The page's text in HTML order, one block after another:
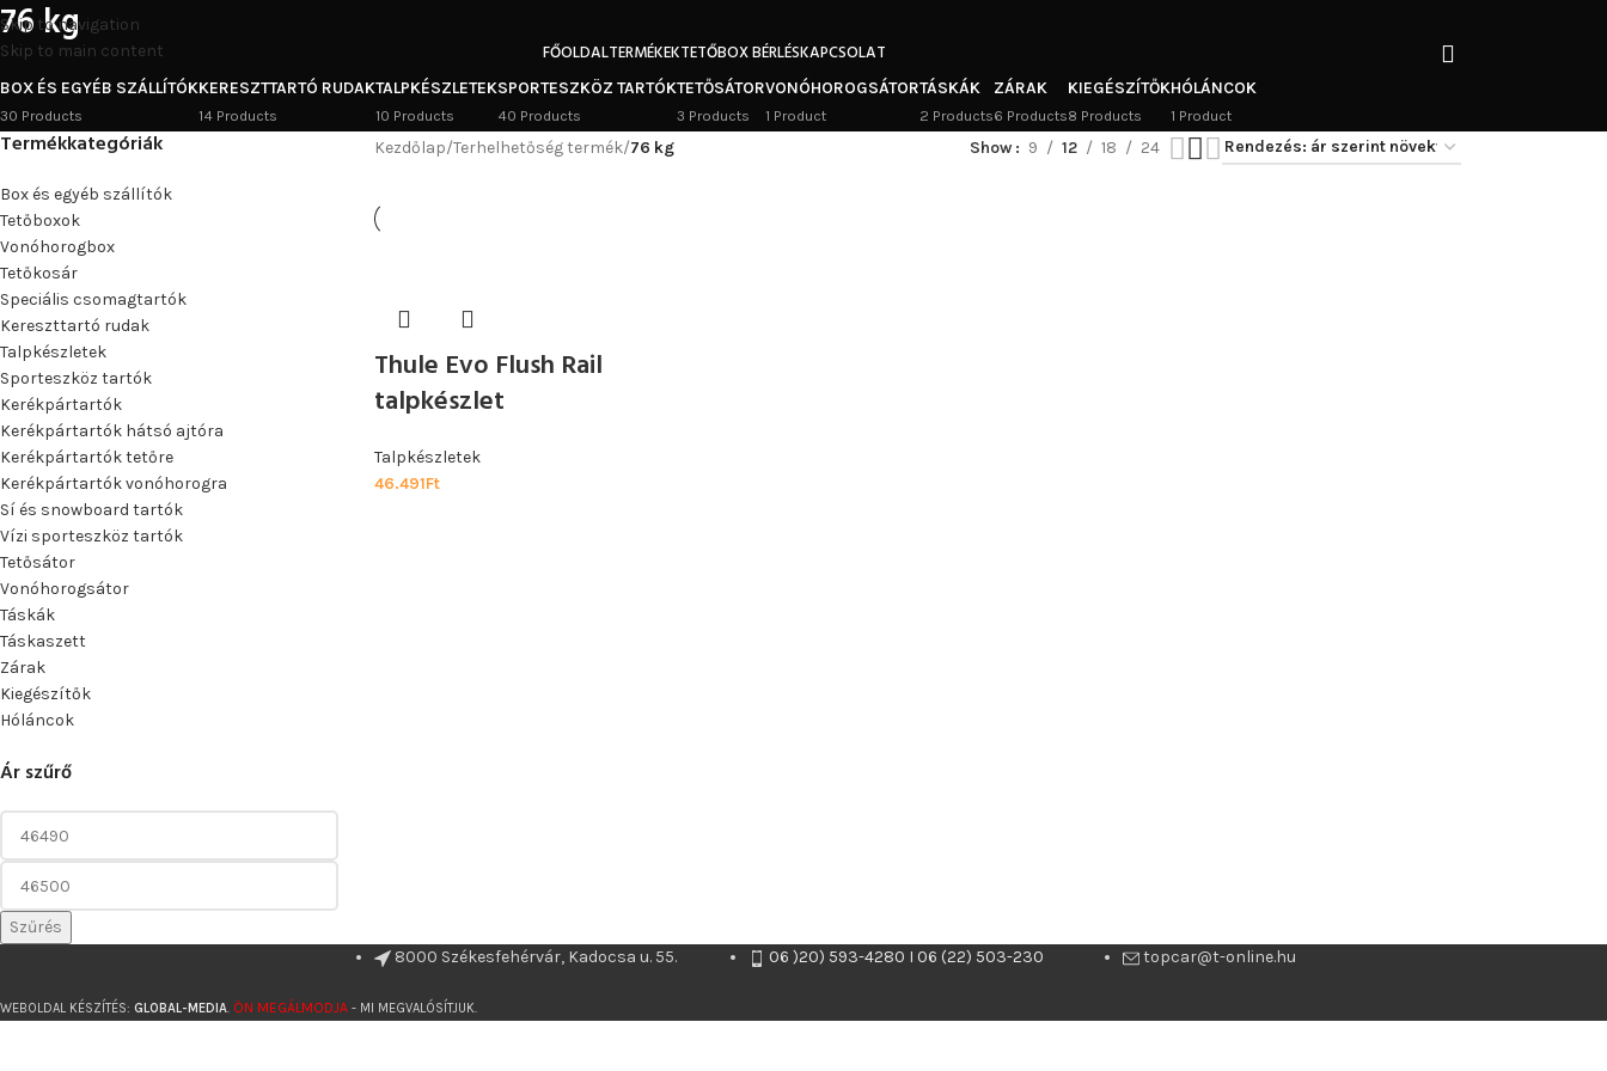
Skip to navigation
Skip to main content
FŐOLDALTERMÉKEKTETŐBOX BÉRLÉSKAPCSOLAT
76 kg
BOX ÉS EGYÉB SZÁLLÍTÓK
30 Products
KERESZTTARTÓ RUDAK
14 Products
TALPKÉSZLETEK
10 Products
SPORTESZKÖZ TARTÓK
40 Products
TETŐSÁTOR
3 Products
VONÓHOROGSÁTOR
1 Product
TÁSKÁK
2 Products
ZÁRAK
6 Products
KIEGÉSZÍTŐK
8 Products
HÓLÁNCOK
1 Product
Termékkategóriák
Box és egyéb szállítók
Tetőboxok
Vonóhorogbox
Tetőkosár
Speciális csomagtartók
Kereszttartó rudak
Talpkészletek
Sporteszköz tartók
Kerékpártartók
Kerékpártartók hátsó ajtóra
Kerékpártartók tetőre
Kerékpártartók vonóhorogra
Sí és snowboard tartók
Vízi sporteszköz tartók
Tetősátor
Vonóhorogsátor
Táskák
Táskaszett
Zárak
Kiegészítők
Hóláncok
Ár szűrő
Szűrés
Kezdőlap/Terhelhetőség termék/76 kg Show 9 12 18 24
Thule Evo Flush Rail
talpkészlet
Talpkészletek
46.491Ft
8000 Székesfehérvár, Kadocsa u. 55. 06 )20) 593-4280 I 06 (22) 503-230 topcar@t-online.hu
WEBOLDAL KÉSZÍTÉS: GLOBAL-MEDIA. ÖN MEGÁLMODJA - MI MEGVALÓSÍTJUK.